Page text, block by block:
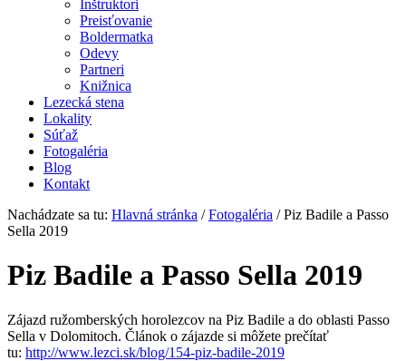
Inštruktori
Preisťovanie
Boldermatka
Odevy
Partneri
Knižnica
Lezecká stena
Lokality
Súťaž
Fotogaléria
Blog
Kontakt
Nachádzate sa tu: Hlavná stránka /Fotogaléria /Piz Badile a Passo
Sella 2019
Piz Badile a Passo Sella 2019
Zájazd ružomberských horolezcov na Piz Badile a do oblasti Passo
Sella v Dolomitoch. Článok o zájazde si môžete prečítať
tu: http://www.lezci.sk/blog/154-piz-badile-2019